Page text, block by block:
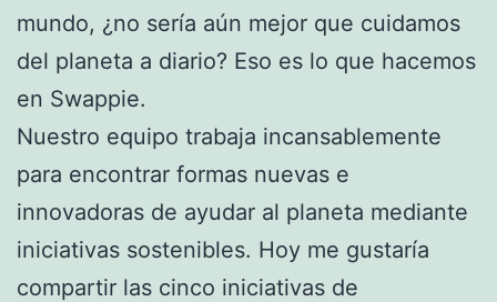
mundo, ¿no sería aún mejor que cuidamos
del planeta a diario? Eso es lo que hacemos
en Swappie.
Nuestro equipo trabaja incansablemente
para encontrar formas nuevas e
innovadoras de ayudar al planeta mediante
iniciativas sostenibles. Hoy me gustaría
compartir las cinco iniciativas de